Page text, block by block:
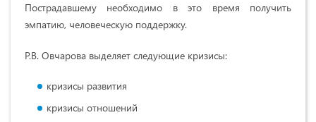
Пострадавшему необходимо в это время получить
эмпатию, человеческую поддержку.
Р.В. Овчарова выделяет следующие кризисы:
кризисы развития
кризисы отношений